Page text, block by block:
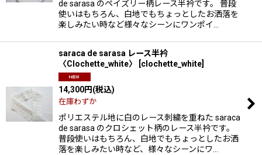
de sarasa のペイズリー柄レース半衿です。 普段
使いはもちろん、白地でもちょっとしたお洒落を
楽しみたい時など様々なシーンにワンポイ…
saraca de sarasa レース半衿
〈Clochette_white〉
clochette_white
14,300円(税込)
在庫わずか
ポリエステル地に白のレース刺繍を重ねた saraca
de sarasa のクロシェット柄のレース半衿です。
普段使いはもちろん、白地でもちょっとしたお洒
落を楽しみたい時など、様々なシーンにワ…